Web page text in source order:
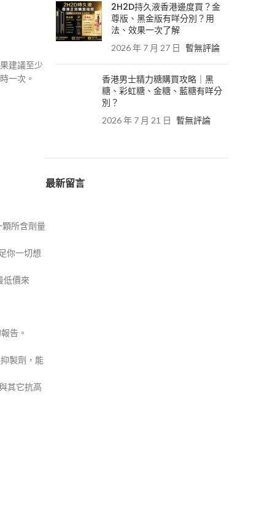
建議至少
一次。
所含劑量
你一切想
低價來
告。
製劑，能
其它抗高
2H2D持久液香港邊度買？金
尊版、黑金版有咩分別？用
法、效果一次了解
2026 年 7 月 27 日 暫無評論
香港男士精力糖購買攻略｜黑
糖、彩虹糖、金糖、藍糖有咩分
別？
2026 年 7 月 21 日 暫無評論
最新留言